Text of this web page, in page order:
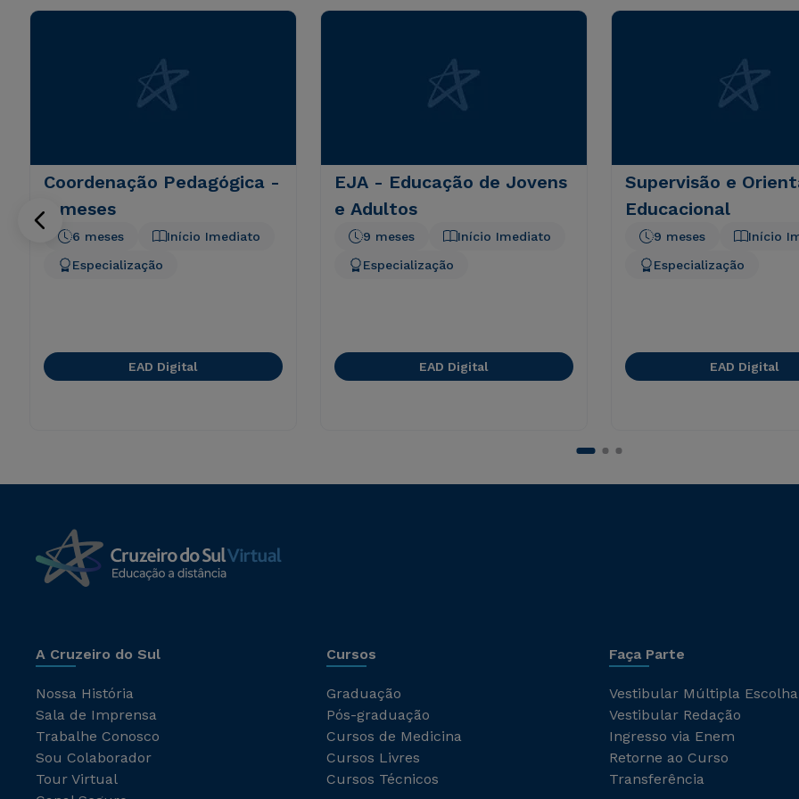
Coordenação Pedagógica -
6 meses
Início Imediato
6 meses
Especialização
EAD Digital
EJA - Educação de Jovens
e Adultos
Início Imediato
9 meses
Especialização
EAD Digital
Supervisão e
Educacional
Início
9 meses
Especialização
EAD Digital
A Cruzeiro do Sul
Nossa História
Sala de Imprensa
Trabalhe Conosco
Sou Colaborador
Tour Virtual
Cursos
Graduação
Pós-graduação
Cursos de Medicina
Cursos Livres
Cursos Técnicos
Faça Parte
Vestibular Múltipla Escolha
Vestibular Redação
Ingresso via Enem
Retorne ao Curso
Transferência